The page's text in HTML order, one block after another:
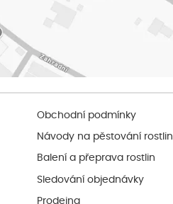
Obchodní podmínky
Návody na pěstování rostlin
Balení a přeprava rostlin
Sledování objednávky
Prodejna